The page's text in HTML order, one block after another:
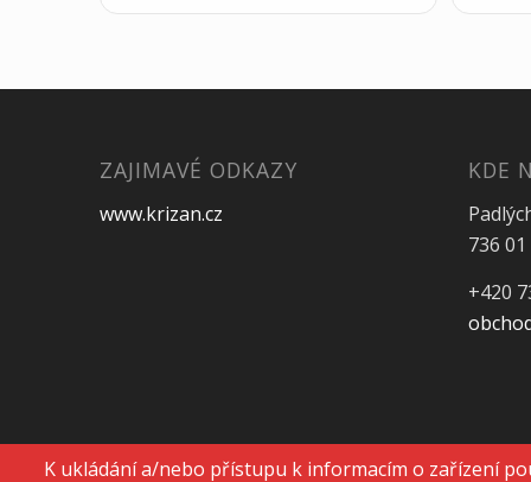
ZAJIMAVÉ ODKAZY
www.krizan.cz
KDE
736
+420